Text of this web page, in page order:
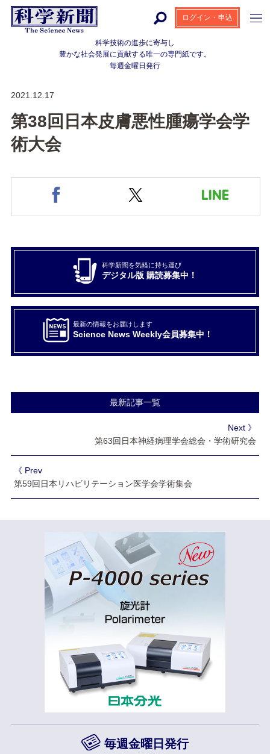
科学技術の進歩に寄与し
豊かな社会発展に貢献する唯一の専門紙です。
毎週金曜日発行
ログイン・申込
2021.12.17
第38回日本皮膚悪性腫瘍学会学
術大会
科学新聞を気軽に持ち運び
デジタル版 購読募集中！
最新の情報をお届けします
Science News Weekly会員募集中！
最新記事一覧
Next 》
第63回日本神経病理学会総会・学術研究会
《 Prev
第59回日本リハビリテーション医学会学術集会
毎週金曜日発行